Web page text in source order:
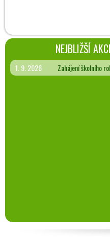
NEJBLIŽŠÍ
1. 9. 2026 Zahájení školního